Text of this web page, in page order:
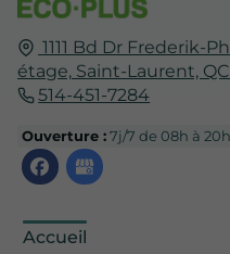
1111 Bd Dr Frederik-
étage, Saint-Laurent, QC
514-451-7284
Ouverture :7j/7 de 08h à 20h
Accueil